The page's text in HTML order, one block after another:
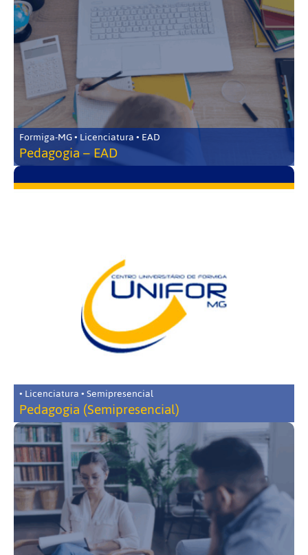
Formiga-MG • Licenciatura • EAD
Pedagogia – EAD
• Licenciatura • Semipresencial
Pedagogia (Semipresencial)